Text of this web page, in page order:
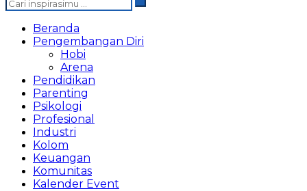
Beranda
Pengembangan Diri
Hobi
Arena
Pendidikan
Parenting
Psikologi
Profesional
Industri
Kolom
Keuangan
Komunitas
Kalender Event